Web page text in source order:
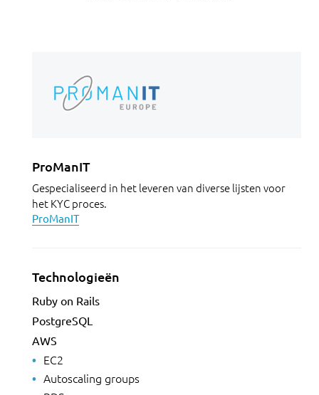
ProManIT
Gespecialiseerd in het leveren van diverse lijsten voor
het KYC proces.
ProManIT
Technologieën
Ruby on Rails
PostgreSQL
AWS
EC2
Autoscaling groups